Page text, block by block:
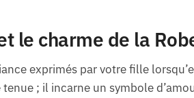
le charme de la
exprimés par votre fille
; il incarne un symbole